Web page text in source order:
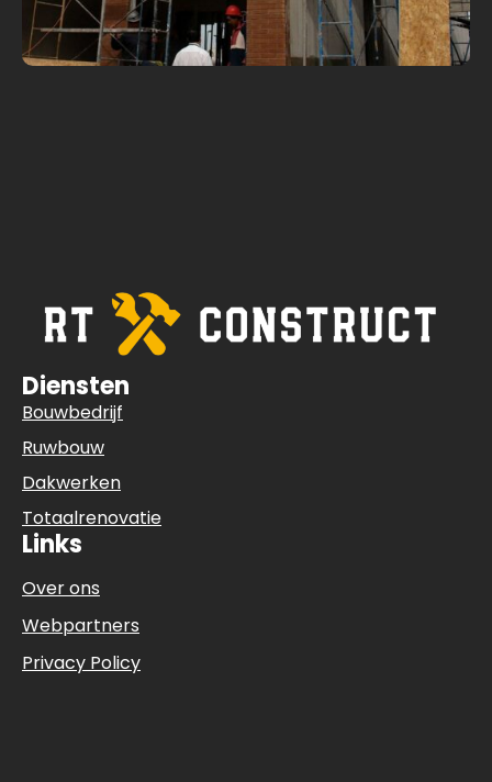
Diensten
Bouwbedrijf
Ruwbouw
Dakwerken
Totaalrenovatie
Links
Over ons
Webpartners
Privacy Policy